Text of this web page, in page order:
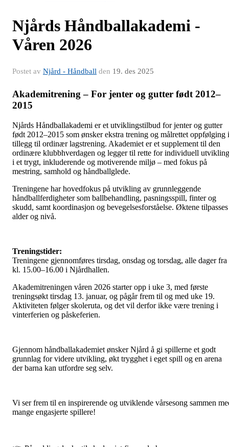
Njårds Håndballakademi -
Våren 2026
Postet av Njård - Håndball den 19. des 2025
Akademitrening – For jenter og gutter født 2012–
2015
Njårds Håndballakademi er et utviklingstilbud for jenter og gutter
født 2012–2015 som ønsker ekstra trening og målrettet oppfølging i
tillegg til ordinær lagstrening. Akademiet er et supplement til den
ordinære klubbhverdagen og legger til rette for individuell utvikling
i et trygt, inkluderende og motiverende miljø – med fokus på
mestring, samhold og håndballglede.
Treningene har hovedfokus på utvikling av grunnleggende
håndballferdigheter som ballbehandling, pasningsspill, finter og
skudd, samt koordinasjon og bevegelsesforståelse. Øktene tilpasses
alder og nivå.
Treningstider:
Treningene gjennomføres tirsdag, onsdag og torsdag, alle dager fra
kl. 15.00–16.00 i Njårdhallen.
Akademitreningen våren 2026 starter opp i uke 3, med første
treningsøkt tirsdag 13. januar, og pågår frem til og med uke 19.
Aktiviteten følger skoleruta, og det vil derfor ikke være trening i
vinterferien og påskeferien.
Gjennom håndballakademiet ønsker Njård å gi spillerne et godt
grunnlag for videre utvikling, økt trygghet i eget spill og en arena
der barna kan utfordre seg selv.
Vi ser frem til en inspirerende og utviklende vårsesong sammen
mange engasjerte spillere!